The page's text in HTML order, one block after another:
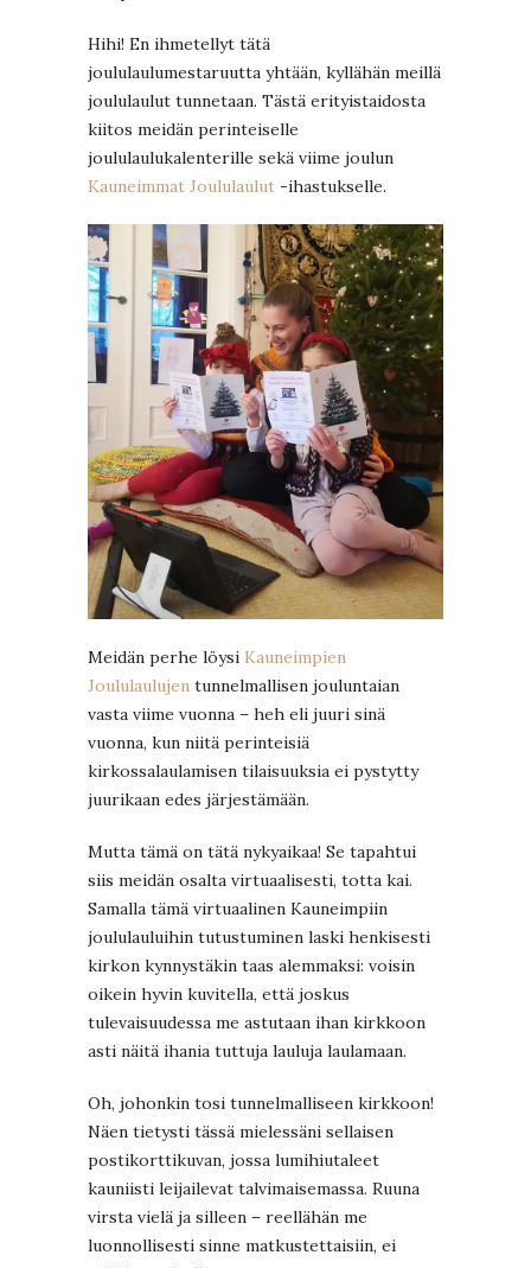
Hihi! En ihmetellyt tätä
joululaulumestaruutta yhtään, kyllähän meillä
joululaulut tunnetaan. Tästä erityistaidosta
kiitos meidän perinteiselle
joululaulukalenterille sekä viime joulun
Kauneimmat Joululaulut -ihastukselle.
Meidän perhe löysi Kauneimpien
Joululaulujen tunnelmallisen jouluntaian
vasta viime vuonna – heh eli juuri sinä
vuonna, kun niitä perinteisiä
kirkossalaulamisen tilaisuuksia ei pystytty
juurikaan edes järjestämään.
Mutta tämä on tätä nykyaikaa! Se tapahtui
siis meidän osalta virtuaalisesti, totta kai.
Samalla tämä virtuaalinen Kauneimpiin
joululauluihin tutustuminen laski henkisesti
kirkon kynnystäkin taas alemmaksi: voisin
oikein hyvin kuvitella, että joskus
tulevaisuudessa me astutaan ihan kirkkoon
asti näitä ihania tuttuja lauluja laulamaan.
Oh, johonkin tosi tunnelmalliseen kirkkoon!
Näen tietysti tässä mielessäni sellaisen
postikorttikuvan, jossa lumihiutaleet
kauniisti leijailevat talvimaisemassa. Ruuna
virsta vielä ja silleen – reellähän me
luonnollisesti sinne matkustettaisiin, ei